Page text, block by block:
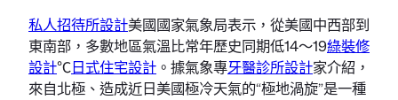
私人招待所設計美國國家氣象局表示，從美國中西部到
東南部，多數地區氣溫比常年歷史同期低14～19綠裝修
設計℃日式住宅設計 。據氣象專牙醫診所設計家介紹，
來自北極、造成近日美國極冷天氣的“極地渦旋”是一種